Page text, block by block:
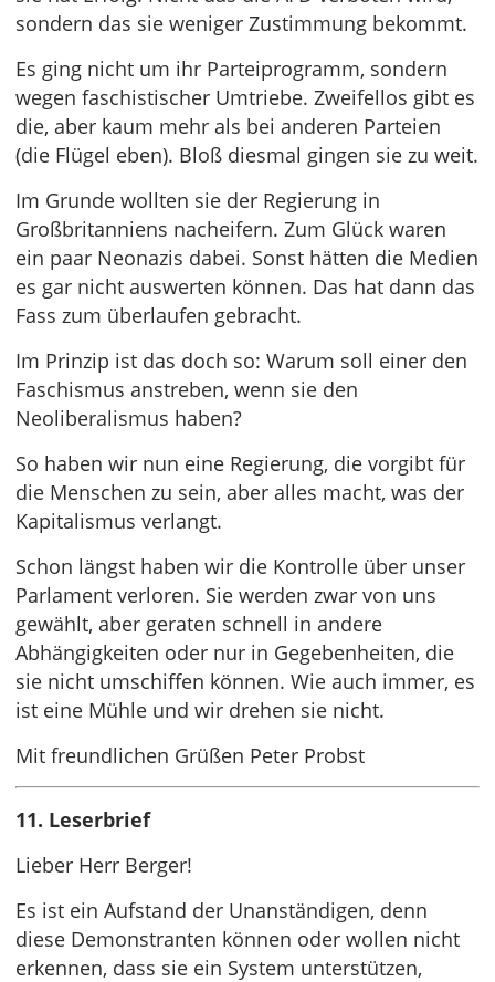
sondern das sie weniger Zustimmung bekommt.
Es ging nicht um ihr Parteiprogramm, sondern
wegen faschistischer Umtriebe. Zweifellos gibt es
die, aber kaum mehr als bei anderen Parteien
(die Flügel eben). Bloß diesmal gingen sie zu weit.
Im Grunde wollten sie der Regierung in
Großbritanniens nacheifern. Zum Glück waren
ein paar Neonazis dabei. Sonst hätten die Medien
es gar nicht auswerten können. Das hat dann das
Fass zum überlaufen gebracht.
Im Prinzip ist das doch so: Warum soll einer den
Faschismus anstreben, wenn sie den
Neoliberalismus haben?
So haben wir nun eine Regierung, die vorgibt für
die Menschen zu sein, aber alles macht, was der
Kapitalismus verlangt.
Schon längst haben wir die Kontrolle über unser
Parlament verloren. Sie werden zwar von uns
gewählt, aber geraten schnell in andere
Abhängigkeiten oder nur in Gegebenheiten, die
sie nicht umschiffen können. Wie auch immer, es
ist eine Mühle und wir drehen sie nicht.
Mit freundlichen Grüßen Peter Probst
11. Leserbrief
Lieber Herr Berger!
Es ist ein Aufstand der Unanständigen, denn
diese Demonstranten können oder wollen nicht
erkennen, dass sie ein System unterstützen,